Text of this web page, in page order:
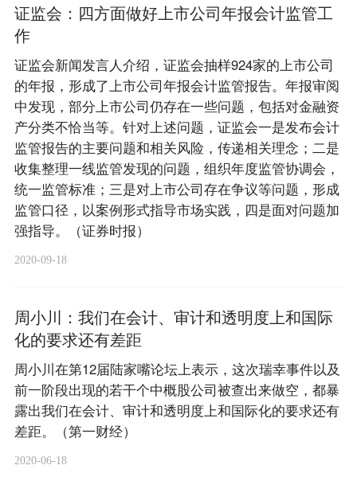
证监会：四方面做好上市公司年报会计监管工
作
证监会新闻发言人介绍，证监会抽样924家的上市公司
的年报，形成了上市公司年报会计监管报告。年报审阅
中发现，部分上市公司仍存在一些问题，包括对金融资
产分类不恰当等。针对上述问题，证监会一是发布会计
监管报告的主要问题和相关风险，传递相关理念；二是
收集整理一线监管发现的问题，组织年度监管协调会，
统一监管标准；三是对上市公司存在争议等问题，形成
监管口径，以案例形式指导市场实践，四是面对问题加
强指导。（证券时报）
2020-09-18
周小川：我们在会计、审计和透明度上和国际
化的要求还有差距
周小川在第12届陆家嘴论坛上表示，这次瑞幸事件以及
前一阶段出现的若干个中概股公司被查出来做空，都暴
露出我们在会计、审计和透明度上和国际化的要求还有
差距。（第一财经）
2020-06-18